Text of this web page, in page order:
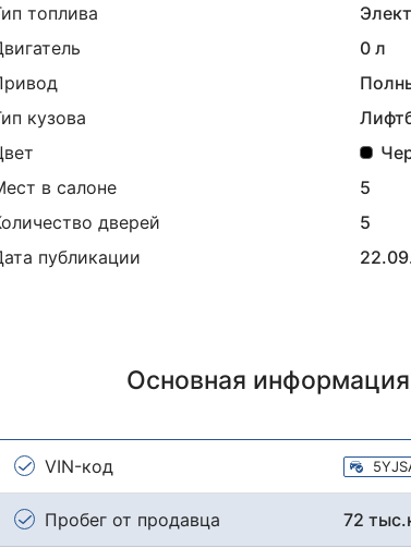
Тип топлива
Двигатель
0 л
Привод
Тип кузова
Цвет
Мест в салоне
5
Количество дверей
5
Дата публикации
Основная информация
VIN-код
Пробег от продавца 72